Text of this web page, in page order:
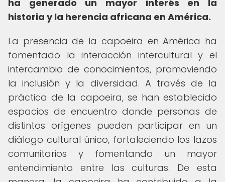
ha generado un mayor interés en la
historia y la herencia africana en América.
La presencia de la capoeira en América ha
fomentado la interacción intercultural y el
intercambio de conocimientos, promoviendo
la inclusión y la diversidad. A través de la
práctica de la capoeira, se han establecido
espacios de encuentro donde personas de
distintos orígenes pueden participar en un
diálogo cultural único, fortaleciendo los lazos
comunitarios y fomentando un mayor
entendimiento entre las culturas. De esta